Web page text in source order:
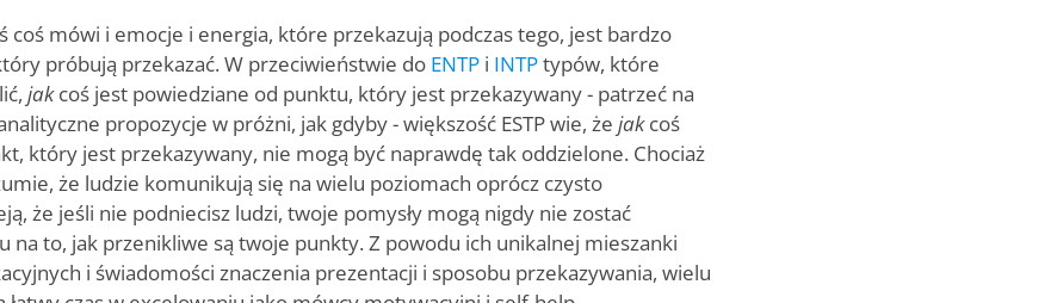
coś mówi i emocje i energia, które przekazują podczas tego, jest bardzo
próbują przekazać. W przeciwieństwie do ENTP i INTPtypów, które
jak coś jest powiedziane od punktu, który jest przekazywany - patrzeć na
propozycje w próżni, jak gdyby - większość ESTP wie, że jak coś
który jest przekazywany, nie mogą być naprawdę tak oddzielone. Chociaż
że ludzie komunikują się na wielu poziomach oprócz czysto
że jeśli nie podniecisz ludzi, twoje pomysły mogą nigdy nie zostać
na to, jak przenikliwe są twoje punkty. Z powodu ich unikalnej mieszanki
i świadomości znaczenia prezentacji i sposobu przekazywania, wielu